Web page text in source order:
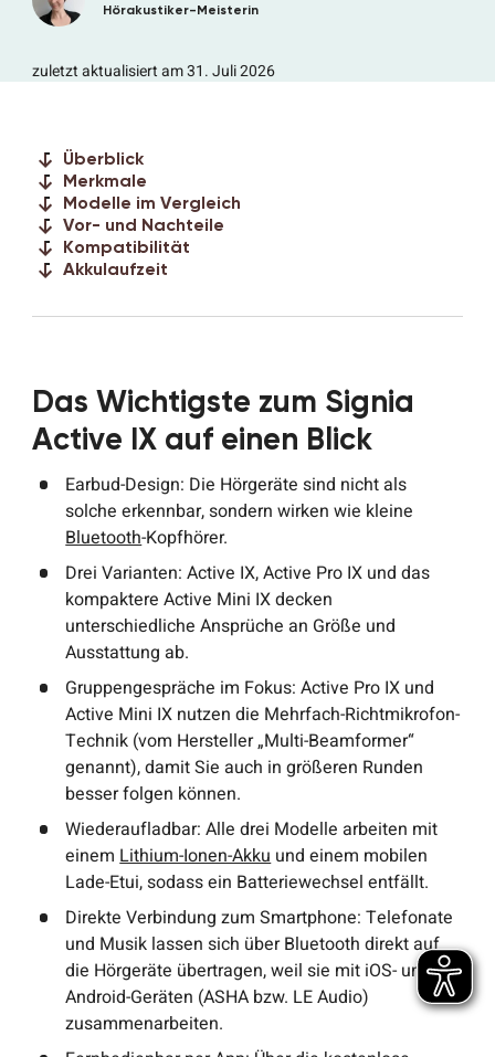
Hörakustiker-Meisterin
zuletzt aktualisiert am 31. Juli 2026
Überblick
Merkmale
Modelle im Vergleich
Vor- und Nachteile
Kompatibilität
Akkulaufzeit
Das Wichtigste zum Signia
Active IX auf einen Blick
Earbud-Design: Die Hörgeräte sind nicht als
solche erkennbar, sondern wirken wie kleine
Bluetooth-Kopfhörer.
Drei Varianten: Active IX, Active Pro IX und das
kompaktere Active Mini IX decken
unterschiedliche Ansprüche an Größe und
Ausstattung ab.
Gruppengespräche im Fokus: Active Pro IX und
Active Mini IX nutzen die Mehrfach-Richtmikrofon-
Technik (vom Hersteller „Multi-Beamformer“
genannt), damit Sie auch in größeren Runden
besser folgen können.
Wiederaufladbar: Alle drei Modelle arbeiten mit
einemLithium-Ionen-Akkuund einem mobilen
Lade-Etui, sodass ein Batteriewechsel entfällt.
Direkte Verbindung zum Smartphone: Telefonate
und Musik lassen sich über Bluetooth direkt auf
die Hörgeräte übertragen, weil sie mit iOS- und
Android-Geräten (ASHA bzw. LE Audio)
zusammenarbeiten.